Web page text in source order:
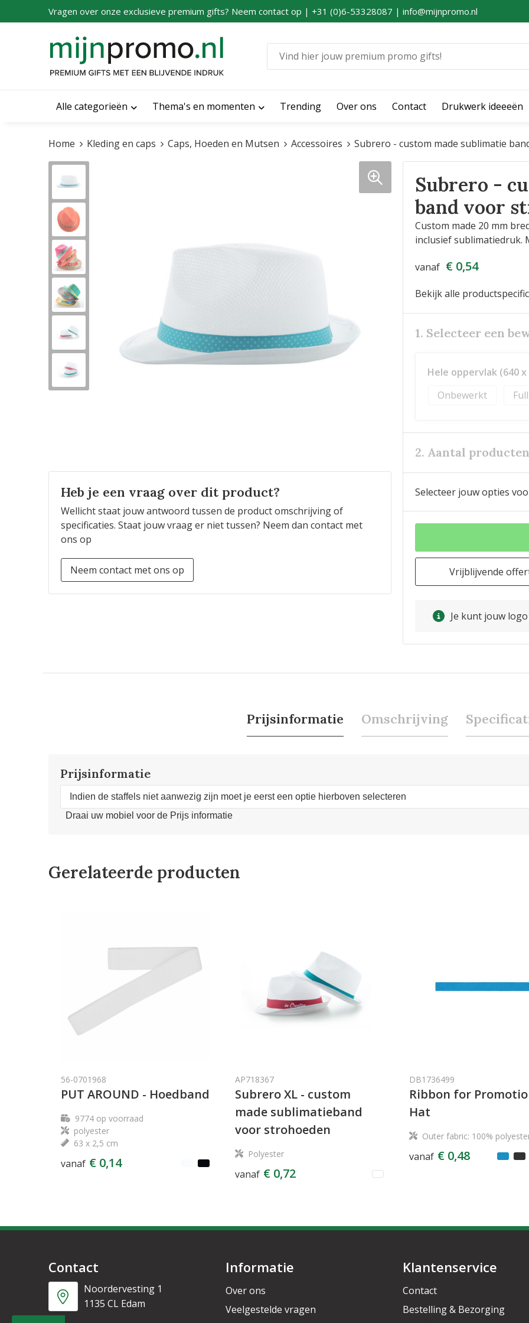
Vragen over onze exclusieve premium gifts? Neem contact op | +31 (0)6-53328087 | info@mijnpromo.nl
Alle categorieën Thema's en momenten Trending Over ons Contact Drukwerk ideeeën
Home Kleding en caps Caps, Hoeden en Mutsen Accessoires Subrero - custom made sublimatie
Heb je een vraag over dit product?
Wellicht staat jouw antwoord tussen de product omschrijving of
specificaties. Staat jouw vraag er niet tussen? Neem dan contact met
ons op
Neem contact met ons op
Subrero -
band voor
Custom made 20 mm
inclusief sublimatiedruk.
vanaf € 0,54
Bekijk alle
1. Selecteer een
Hele oppervlak (640 x
Onbewerkt
2. Aantal producten
Selecteer jouw opties
Vrijblijvende
Je kunt jouw
Prijsinformatie Omschrijving
Prijsinformatie
Indien de staffels niet aanwezig zijn moet je eerst een optie hierboven selecteren
Draai uw mobiel voor de Prijs informatie
Gerelateerde producten
56-0701968
PUT AROUND - Hoedband
9774op voorraad
polyester
63 x 2,5 cm
vanaf € 0,14
AP718367
Subrero XL - custom
made sublimatieband
voor strohoeden
Polyester
vanaf € 0,72
DB1736499
Ribbon for
Hat
Outer fabric: 100%
vanaf € 0,48
Contact
Noordervesting 1
1135 CL Edam
Informatie
Over ons
Veelgestelde vragen
Klantenservice
Contact
Bestelling & Bezorging